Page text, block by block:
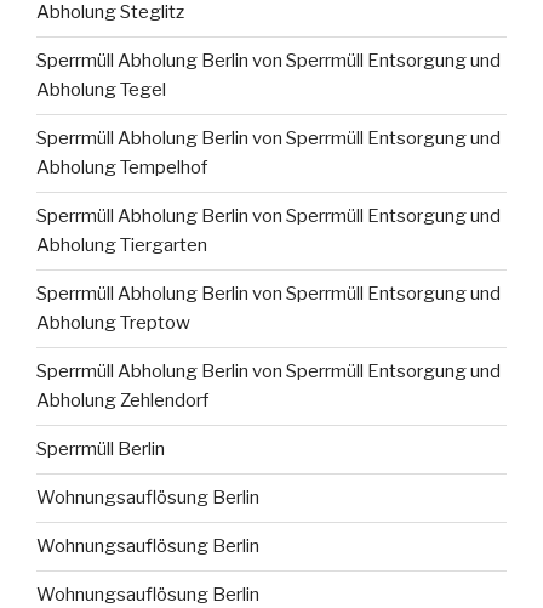
Abholung Steglitz
Sperrmüll Abholung Berlin von Sperrmüll Entsorgung und
Abholung Tegel
Sperrmüll Abholung Berlin von Sperrmüll Entsorgung und
Abholung Tempelhof
Sperrmüll Abholung Berlin von Sperrmüll Entsorgung und
Abholung Tiergarten
Sperrmüll Abholung Berlin von Sperrmüll Entsorgung und
Abholung Treptow
Sperrmüll Abholung Berlin von Sperrmüll Entsorgung und
Abholung Zehlendorf
Sperrmüll Berlin
Wohnungsauflösung Berlin
Wohnungsauflösung Berlin
Wohnungsauflösung Berlin